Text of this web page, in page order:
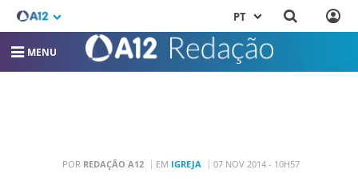
PT
MENU
POR REDAÇÃO A12 EM IGREJA 07 NOV 2014 - 10H57